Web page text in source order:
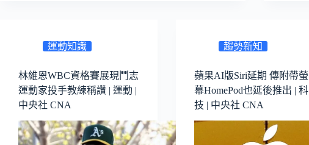
運動知識
林維恩WBC資格賽展現鬥志
運動家投手教練稱讚 | 運動 |
中央社 CNA
趨勢新知
蘋果AI版Siri延期 傳附帶螢
幕HomePod也延後推出 | 科
技 | 中央社 CNA